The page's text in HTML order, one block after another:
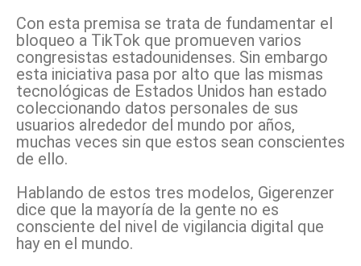
Con esta premisa se trata de fundamentar el
bloqueo a TikTok que promueven varios
congresistas estadounidenses. Sin embargo
esta iniciativa pasa por alto que las mismas
tecnológicas de Estados Unidos han estado
coleccionando datos personales de sus
usuarios alrededor del mundo por años,
muchas veces sin que estos sean conscientes
de ello.
Hablando de estos tres modelos, Gigerenzer
dice que la mayoría de la gente no es
consciente del nivel de vigilancia digital que
hay en el mundo.